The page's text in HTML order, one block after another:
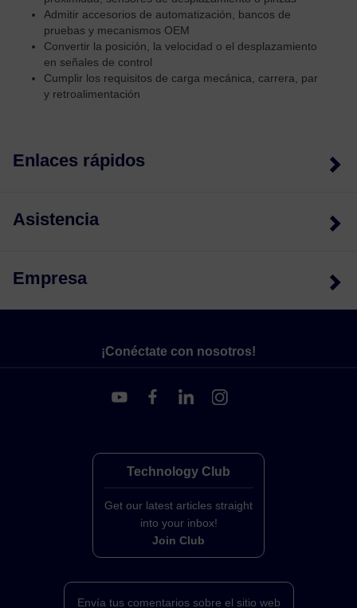
Admitir accesorios de automatización, bancos de
pruebas y mecanismos OEM
Convertir la posición, la velocidad o el desplazamiento
en señales de control
Cumplir los requisitos de carga mecánica, carrera, par
y retroalimentación
Enlaces rápidos
Asistencia
Empresa
¡Conéctate con nosotros!
Technology Club
Get our latest articles straight
into your inbox!
Join Club
Envía tus comentarios sobre el sitio web